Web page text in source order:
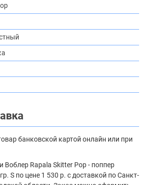
банковской картой онлайн или при
Воблер Rapala Skitter Pop - поппер
S по цене 1 530 р. с доставкой по Санкт-